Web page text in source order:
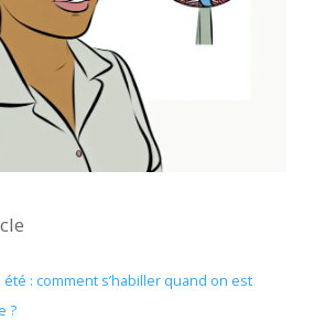
été : comment s’habiller quand on est
?